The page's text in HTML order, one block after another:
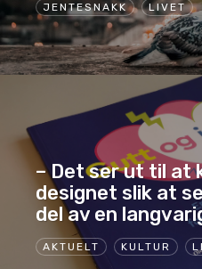
JENTESNAKK LIVET
AKTUELT KULTUR
– Det ser ut til at
designet slik at
del av en